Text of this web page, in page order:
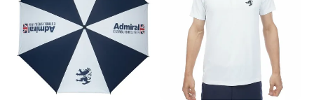
Find out more on your body type